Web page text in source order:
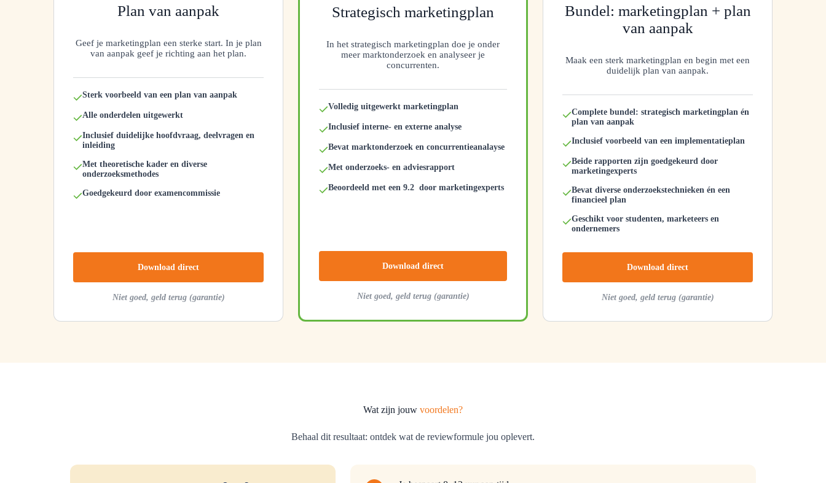
Plan van aanpak
Geef je marketingplan een sterke start. In je plan
van aanpak geef je richting aan het plan.
Sterk voorbeeld van een plan van aanpak
Alle onderdelen uitgewerkt
Inclusief duidelijke hoofdvraag, deelvragen en
inleiding
Met theoretische kader en diverse
onderzoeksmethodes
Goedgekeurd door examencommissie
Download direct
Niet goed, geld terug (garantie)
Strategisch marketingplan
In het strategisch marketingplan doe je onder
meer marktonderzoek en analyseer je
concurrenten.
Volledig uitgewerkt marketingplan
Inclusief interne- en externe analyse
Bevat marktonderzoek en concurrentieanalayse
Met onderzoeks- en adviesrapport
Beoordeeld met een 9.2 door marketingexperts
Download direct
Niet goed, geld terug (garantie)
Bundel: marketingplan + plan
van aanpak
Maak een sterk marketingplan en begin met een
duidelijk plan van aanpak.
Complete bundel: strategisch marketingplan én
plan van aanpak
Inclusief voorbeeld van een implementatieplan
Beide rapporten zijn goedgekeurd door
marketingexperts
Bevat diverse onderzoekstechnieken én een
financieel plan
Geschikt voor studenten, marketeers en
ondernemers
Download direct
Niet goed, geld terug (garantie)
Wat zijn jouw voordelen?
Behaal dit resultaat: ontdek wat de reviewformule jou oplevert.